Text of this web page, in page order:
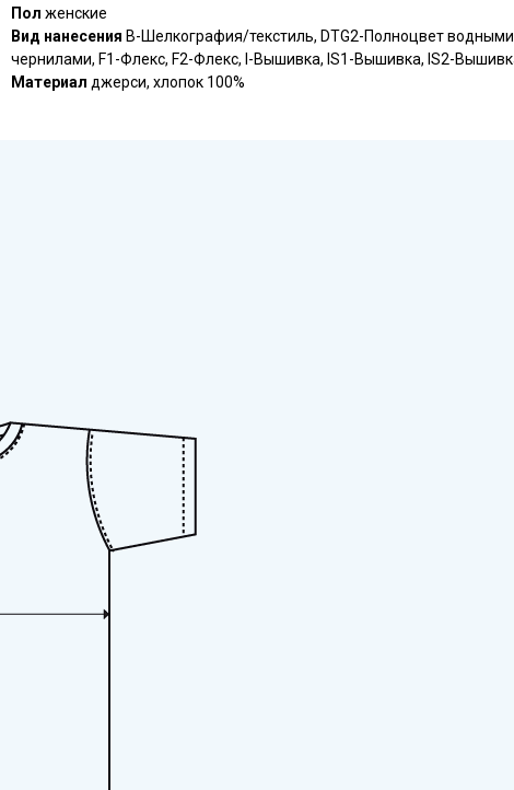
Пол женские
Вид нанесения B-Шелкография/текстиль, DTG2-Полноцвет водными
чернилами, F1-Флекс, F2-Флекс, I-Вышивка, IS1-Вышивка, IS2-
Материал джерси, хлопок 100%